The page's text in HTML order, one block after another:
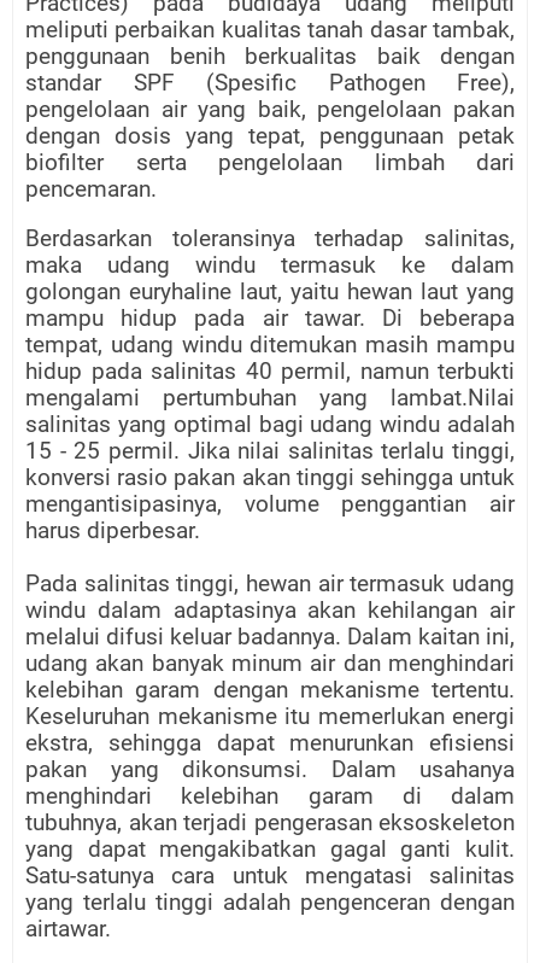
meliputi perbaikan kualitas tanah dasar tambak,
penggunaan benih berkualitas baik dengan
standar SPF (Spesific Pathogen Free),
pengelolaan air yang baik, pengelolaan pakan
dengan dosis yang tepat, penggunaan petak
biofilter serta pengelolaan limbah dari
pencemaran.
Berdasarkan toleransinya terhadap salinitas,
maka udang windu termasuk ke dalam
golongan euryhaline laut, yaitu hewan laut yang
mampu hidup pada air tawar. Di beberapa
tempat, udang windu ditemukan masih mampu
hidup pada salinitas 40 permil, namun terbukti
mengalami pertumbuhan yang lambat.Nilai
salinitas yang optimal bagi udang windu adalah
15 - 25 permil. Jika nilai salinitas terlalu tinggi,
konversi rasio pakan akan tinggi sehingga untuk
mengantisipasinya, volume penggantian air
harus diperbesar.
Pada salinitas tinggi, hewan air termasuk udang
windu dalam adaptasinya akan kehilangan air
melalui difusi keluar badannya. Dalam kaitan ini,
udang akan banyak minum air dan menghindari
kelebihan garam dengan mekanisme tertentu.
Keseluruhan mekanisme itu memerlukan energi
ekstra, sehingga dapat menurunkan efisiensi
pakan yang dikonsumsi. Dalam usahanya
menghindari kelebihan garam di dalam
tubuhnya, akan terjadi pengerasan eksoskeleton
yang dapat mengakibatkan gagal ganti kulit.
Satu-satunya cara untuk mengatasi salinitas
yang terlalu tinggi adalah pengenceran dengan
airtawar.